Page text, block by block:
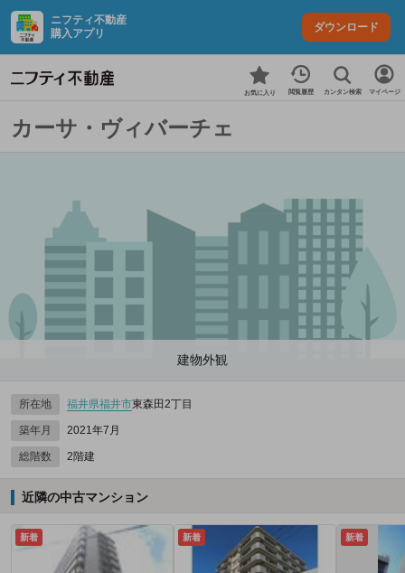
ニフティ不動産
購入アプリ
ダウンロード
お気に入り 閲覧履歴 カンタン検索 マイページ
カーサ・ヴィバーチェ
建物外観
所在地 福井県福井市東森田2丁目
築年月 2021年7月
総階数 2階建
近隣の中古マンション
新着 新着 新着